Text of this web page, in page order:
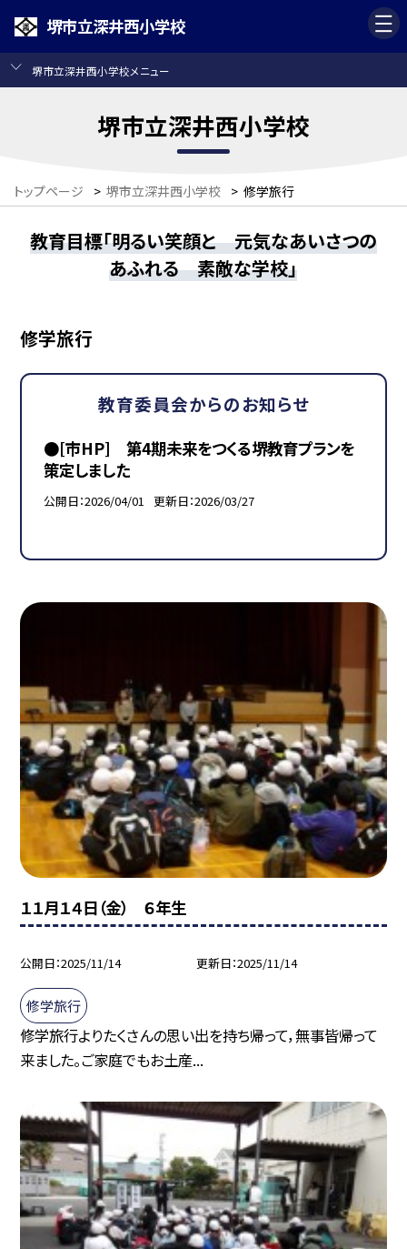
堺市立深井西小学校
堺市立深井西小学校メニュー
堺市立深井西小学校
トップページ > 堺市立深井西小学校 > 修学旅行
教育目標「明るい笑顔と 元気なあいさつの
あふれる 素敵な学校」
修学旅行
教育委員会からのお知らせ
●[市HP] 第4期未来をつくる堺教育プランを
策定しました
公開日 2026/04/01 更新日 2026/03/27
１１月１４日（金） ６年生
公開日 2025/11/14 更新日 2025/11/14
修学旅行
修学旅行よりたくさんの思い出を持ち帰って，無事皆帰って
来ました。ご家庭でもお土産...